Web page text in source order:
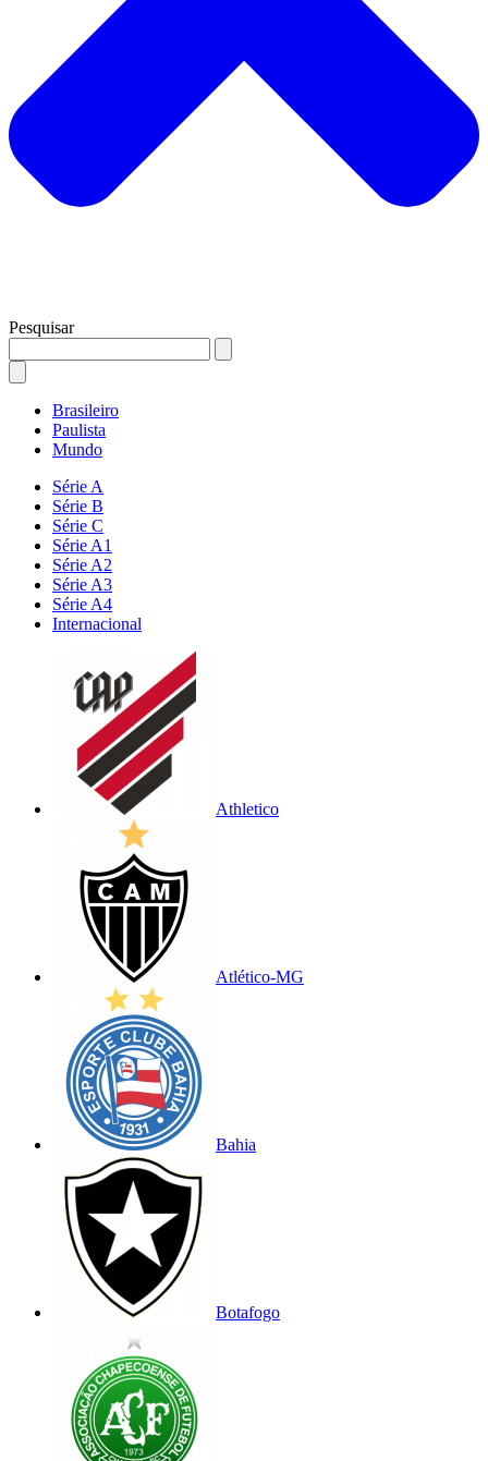
Pesquisar
Brasileiro
Paulista
Mundo
Série A
Série B
Série C
Série A1
Série A2
Série A3
Série A4
Internacional
Athletico
Atlético-MG
Bahia
Botafogo